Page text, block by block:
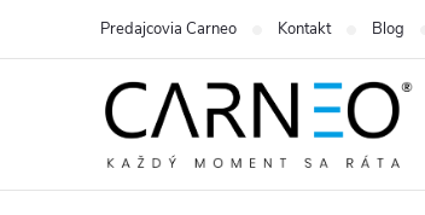
Predajcovia Carneo Kontakt Blog